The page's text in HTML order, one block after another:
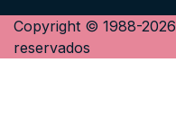
Copyright © 1988-2026
reservados